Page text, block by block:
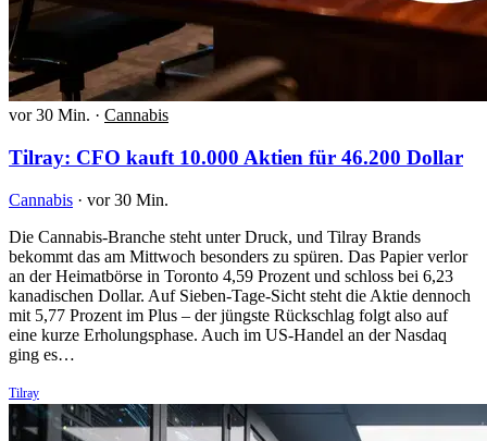
vor 30 Min. · Cannabis
Tilray: CFO kauft 10.000 Aktien für 46.200 Dollar
Cannabis · vor 30 Min.
Die Cannabis-Branche steht unter Druck, und Tilray Brands
bekommt das am Mittwoch besonders zu spüren. Das Papier verlor
an der Heimatbörse in Toronto 4,59 Prozent und schloss bei 6,23
kanadischen Dollar. Auf Sieben-Tage-Sicht steht die Aktie dennoch
mit 5,77 Prozent im Plus – der jüngste Rückschlag folgt also auf
eine kurze Erholungsphase. Auch im US-Handel an der Nasdaq
ging es…
Tilray